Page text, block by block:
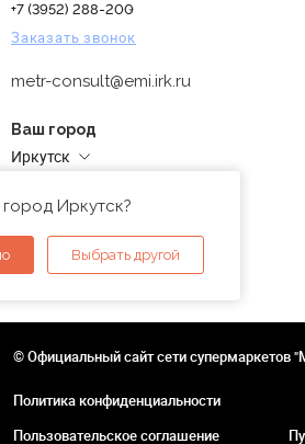
+7 (3952) 288-200
Заказать звонок
metr-consult@emi.irk.ru
Ваш город
Иркутск
Иркутск?
Выбрать другой
© Официальный сайт сети супермаркетов
Политика конфиденциальности
Пользовательское соглашение